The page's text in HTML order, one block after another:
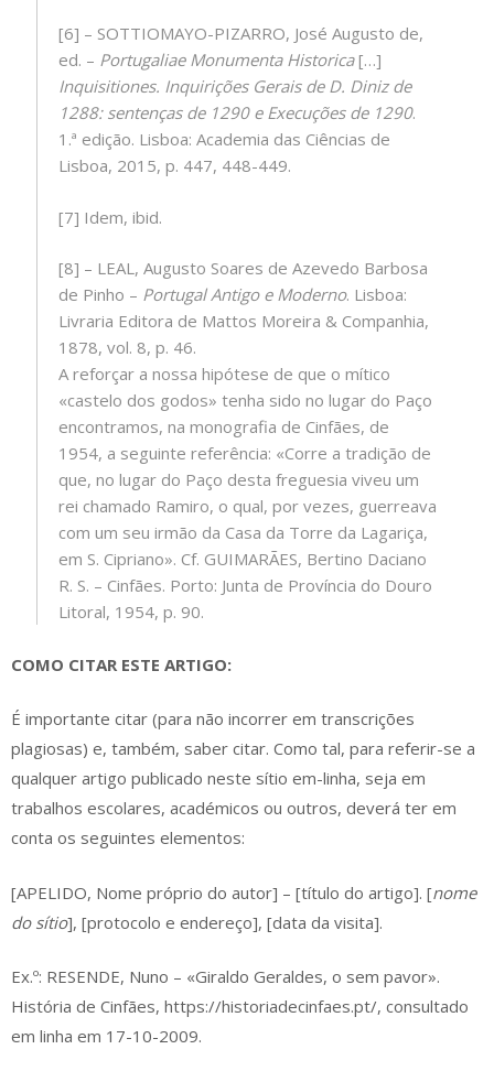
[6] – SOTTIOMAYO-PIZARRO, José Augusto de,
ed. – Portugaliae Monumenta Historica[…]
Inquisitiones. Inquirições Gerais de D. Diniz de
1288: sentenças de 1290 e Execuções de 1290.
1.ª edição. Lisboa: Academia das Ciências de
Lisboa, 2015, p. 447, 448-449.
[7] Idem, ibid.
[8] – LEAL, Augusto Soares de Azevedo Barbosa
de Pinho – Portugal Antigo e Moderno. Lisboa:
Livraria Editora de Mattos Moreira & Companhia,
1878, vol. 8, p. 46.
A reforçar a nossa hipótese de que o mítico
«castelo dos godos» tenha sido no lugar do Paço
encontramos, na monografia de Cinfães, de
1954, a seguinte referência: «Corre a tradição de
que, no lugar do Paço desta freguesia viveu um
rei chamado Ramiro, o qual, por vezes, guerreava
com um seu irmão da Casa da Torre da Lagariça,
em S. Cipriano». Cf. GUIMARÃES, Bertino Daciano
R. S. – Cinfães. Porto: Junta de Província do Douro
Litoral, 1954, p. 90.
COMO CITAR ESTE ARTIGO:
É importante citar (para não incorrer em transcrições
plagiosas) e, também, saber citar. Como tal, para referir-se a
qualquer artigo publicado neste sítio em-linha, seja em
trabalhos escolares, académicos ou outros, deverá ter em
conta os seguintes elementos:
[APELIDO, Nome próprio do autor] – [título do artigo]. [nome
do sítio], [protocolo e endereço], [data da visita].
Ex.º: RESENDE, Nuno – «Giraldo Geraldes, o sem pavor».
História de Cinfães, https://historiadecinfaes.pt/, consultado
em linha em 17-10-2009.